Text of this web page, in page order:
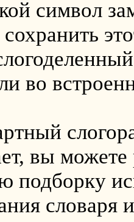
символ
во
вы можете
подборку
словаря